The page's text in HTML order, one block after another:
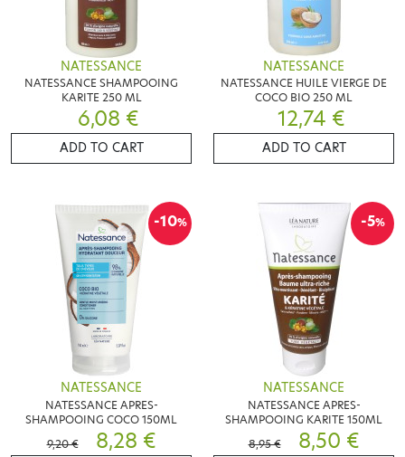
NATESSANCE
NATESSANCE SHAMPOOING
KARITE 250 ML
6,08 €
ADD TO CART
NATESSANCE
NATESSANCE HUILE VIERGE DE
COCO BIO 250 ML
12,74 €
ADD TO CART
-10%
NATESSANCE
NATESSANCE APRES-
SHAMPOOING COCO 150ML
9,20 €
8,28 €
-5%
NATESSANCE
NATESSANCE APRES-
SHAMPOOING KARITE 150ML
8,95 €
8,50 €